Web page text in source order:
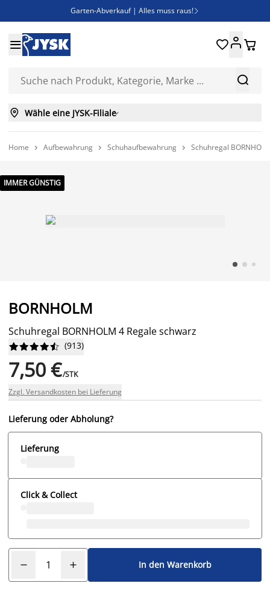
Garten-Abverkauf | Alles muss raus! 
Bist du Unternehmer? Entdecke JYSK-B2B
Esszimmerstuhl ADSLEV um nur 40€


 
 Wähle eine JYSK-Filiale
Home  Aufbewahrung  Schuhaufbewahrung  Schuhregal
IMMER GÜNSTIG
BORNHOLM
Schuhregal BORNHOLM 4 Regale schwarz





 (913)
7,50 €/STK
Zzgl. Versandkosten bei Lieferung
Lieferung oder Abholung?
Lieferung
Click & Collect
In den Warenkorb